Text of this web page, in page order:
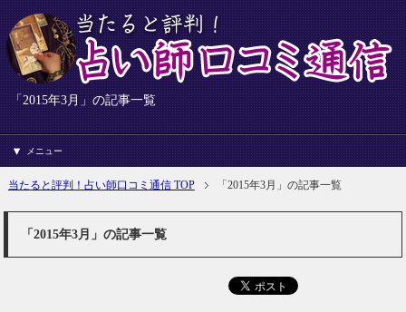
「2015年3月」の記事一覧
メニュー
当たると評判！占い師口コミ通信 TOP 「2015年3月」の記事一覧
「2015年3月」の記事一覧